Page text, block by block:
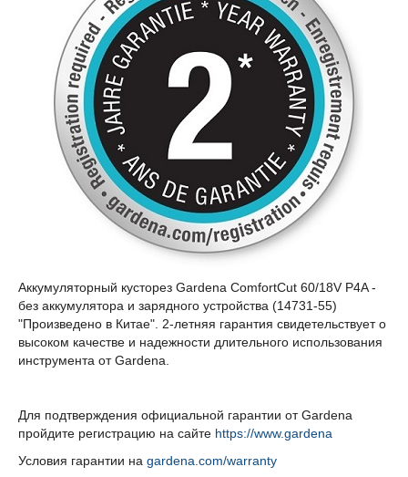
Аккумуляторный кусторез Gardena ComfortCut 60/18V P4A -
без аккумулятора и зарядного устройства (14731-55)
"Произведено в Китае". 2-летняя гарантия свидетельствует о
высоком качестве и надежности длительного использования
инструмента от Gardena.
Для подтверждения официальной гарантии от Gardena
пройдите регистрацию на сайте https://www.gardena
Условия гарантии на gardena.com/warranty